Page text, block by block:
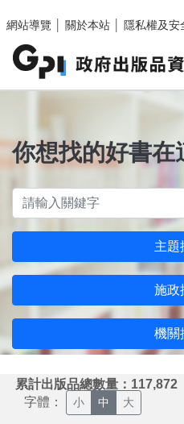
網站導覽
關於本站 隱私權及安
你想找的好書在
主題
施政
機關
累計出版品總數量：117,872
字體： 小 中 大